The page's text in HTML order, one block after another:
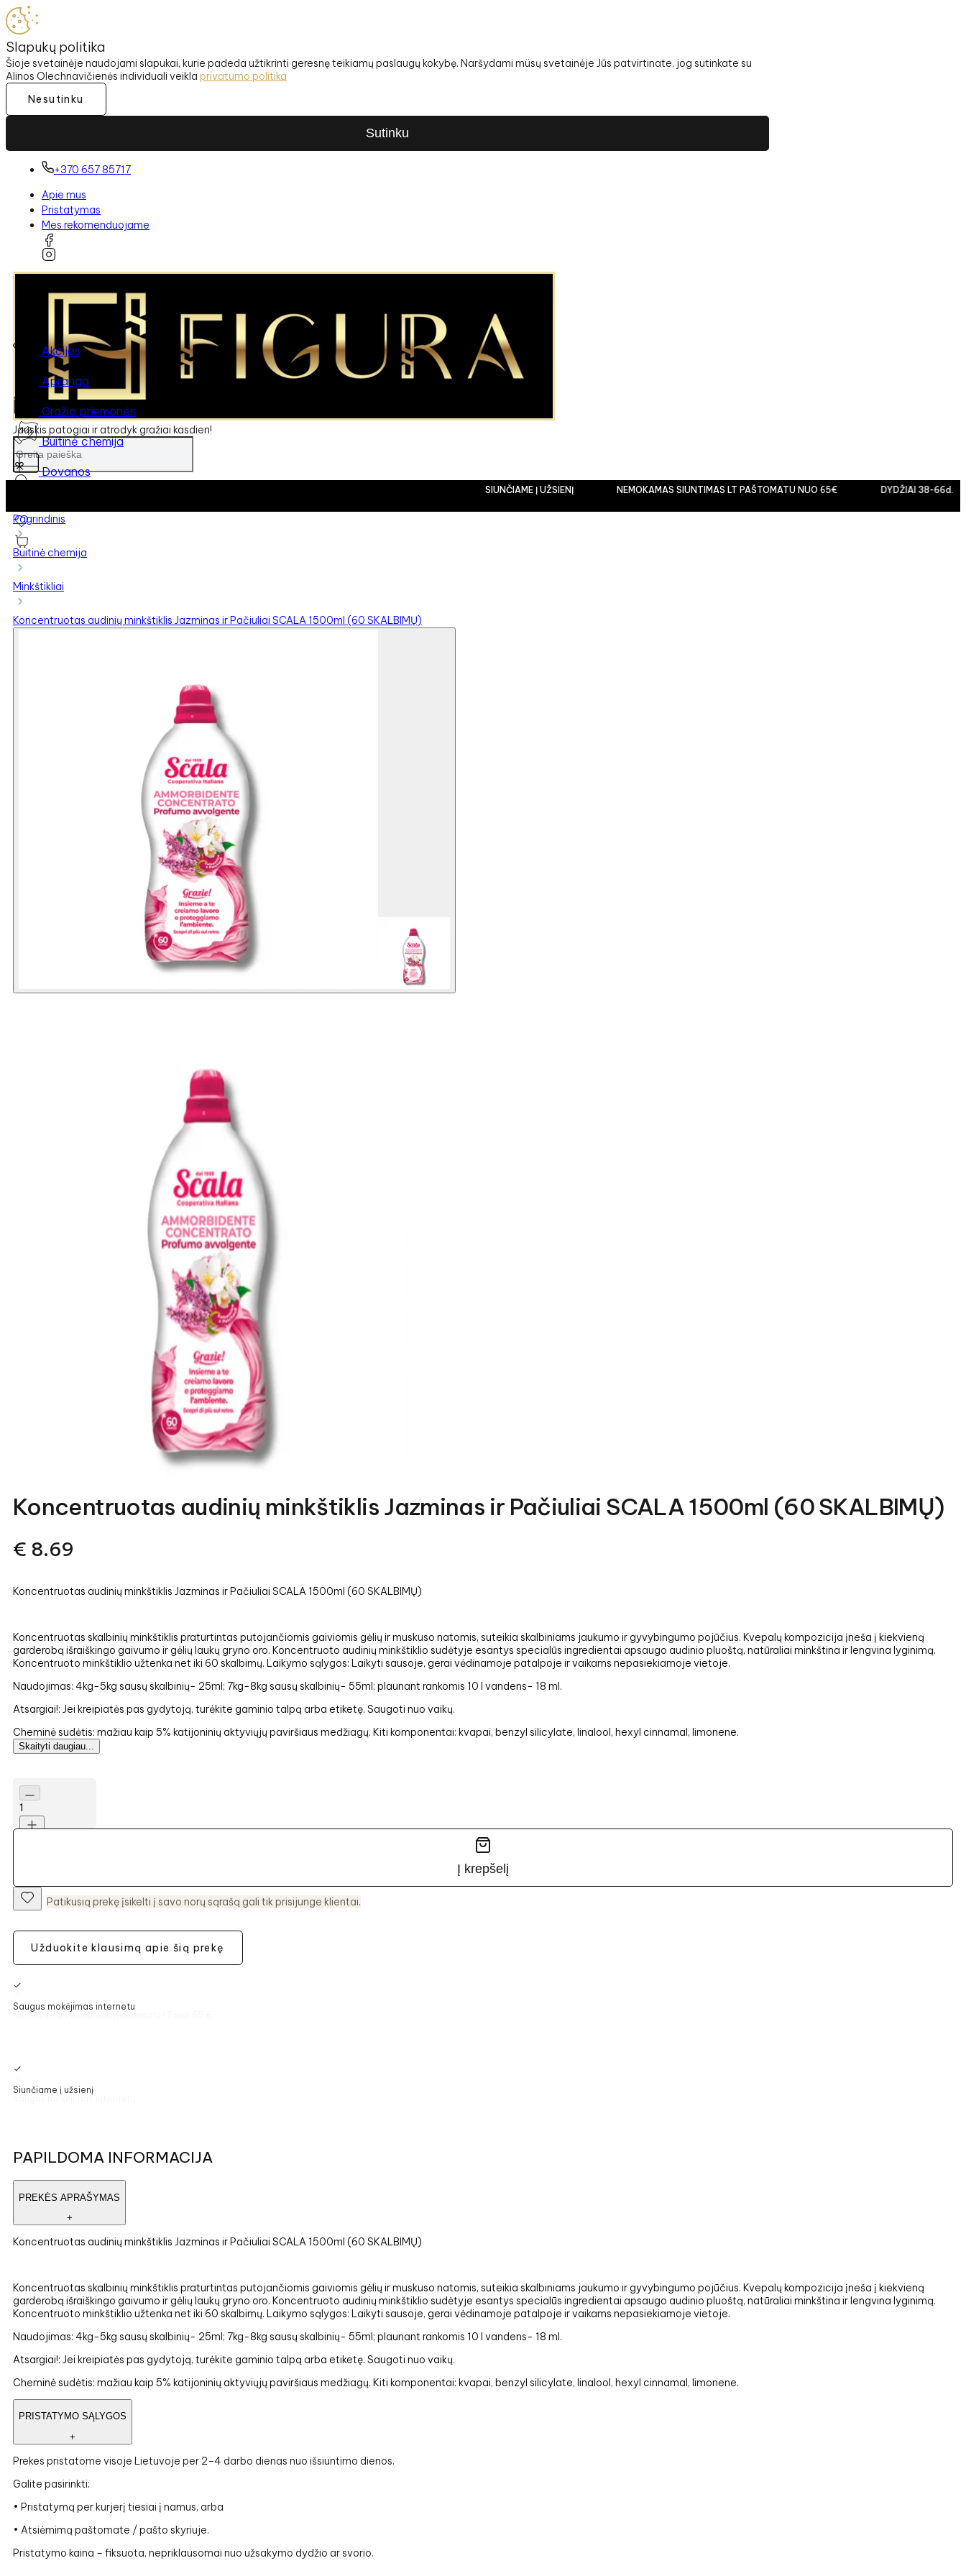
Slapukų politika
Šioje svetainėje naudojami slapukai, kurie padeda užtikrinti geresnę teikiamų paslaugų kokybę. Naršydami müsų svetainėje Jūs patvirtinate, jog sutinkate su
Alinos Olechnavičienės individuali veikla privatumo politika
Nesutinku
Sutinku
Patikusią prekę įsikelti į savo norų sąrašą gali tik prisijunge klientai.
+370 657 85717
Apie mus
Pristatymas
Mes rekomenduojame
Jauskis patogiai ir atrodyk gražiai kasdien!
Akcijos
Apranga
Grožio priemonės
Buitinė chemija
Dovanos
SIUNČIAME Į UŽSIENĮ NEMOKAMAS SIUNTIMAS LT PAŠTOMATU NUO 65€ DYDŽIAI 38-66d.
Pagrindinis
Buitinė chemija
Minkštikliai
Koncentruotas audinių minkštiklis Jazminas ir Pačiuliai SCALA 1500ml (60 SKALBIMŲ)
Koncentruotas audinių minkštiklis Jazminas ir Pačiuliai SCALA 1500ml (60 SKALBIMŲ)
€ 8.69
Koncentruotas audinių minkštiklis Jazminas ir Pačiuliai SCALA 1500ml (60 SKALBIMŲ)
Koncentruotas skalbinių minkštiklis praturtintas putojančiomis gaiviomis gėlių ir muskuso natomis, suteikia skalbiniams jaukumo ir gyvybingumo pojūčius. Kvepalų kompozicija įneša į kiekvieną
garderobą išraiškingo gaivumo ir gėlių laukų gryno oro. Koncentruoto audinių minkštiklio sudėtyje esantys specialūs ingredientai apsaugo audinio pluoštą, natūraliai minkština ir lengvina lyginimą.
Koncentruoto minkštiklio užtenka net iki 60 skalbimų. Laikymo sąlygos: Laikyti sausoje, gerai vėdinamoje patalpoje ir vaikams nepasiekiamoje vietoje.
Naudojimas: 4kg-5kg sausų skalbinių- 25ml; 7kg-8kg sausų skalbinių- 55ml; plaunant rankomis 10 l vandens- 18 ml.
Atsargiai!: Jei kreipiatės pas gydytoją, turėkite gaminio talpą arba etiketę. Saugoti nuo vaikų.
Cheminė sudėtis: mažiau kaip 5% katijoninių aktyviųjų paviršiaus medžiagų. Kiti komponentai: kvapai, benzyl silicylate, linalool, hexyl cinnamal, limonene.
Skaityti daugiau...
1
Į krepšelį
Užduokite klausimą apie šią prekę
Saugus mokėjimas internetu
Siunčiame į užsienį
PAPILDOMA INFORMACIJA
PREKĖS APRAŠYMAS
+
Koncentruotas audinių minkštiklis Jazminas ir Pačiuliai SCALA 1500ml (60 SKALBIMŲ)
Koncentruotas skalbinių minkštiklis praturtintas putojančiomis gaiviomis gėlių ir muskuso natomis, suteikia skalbiniams jaukumo ir gyvybingumo pojūčius. Kvepalų kompozicija įneša į kiekvieną
garderobą išraiškingo gaivumo ir gėlių laukų gryno oro. Koncentruoto audinių minkštiklio sudėtyje esantys specialūs ingredientai apsaugo audinio pluoštą, natūraliai minkština ir lengvina lyginimą.
Koncentruoto minkštiklio užtenka net iki 60 skalbimų. Laikymo sąlygos: Laikyti sausoje, gerai vėdinamoje patalpoje ir vaikams nepasiekiamoje vietoje.
Naudojimas: 4kg-5kg sausų skalbinių- 25ml; 7kg-8kg sausų skalbinių- 55ml; plaunant rankomis 10 l vandens- 18 ml.
Atsargiai!: Jei kreipiatės pas gydytoją, turėkite gaminio talpą arba etiketę. Saugoti nuo vaikų.
Cheminė sudėtis: mažiau kaip 5% katijoninių aktyviųjų paviršiaus medžiagų. Kiti komponentai: kvapai, benzyl silicylate, linalool, hexyl cinnamal, limonene.
PRISTATYMO SĄLYGOS
+
Prekes pristatome visoje Lietuvoje per 2–4 darbo dienas nuo išsiuntimo dienos.
Galite pasirinkti:
• Pristatymą per kurjerį tiesiai į namus, arba
• Atsiėmimą paštomate / pašto skyriuje.
Pristatymo kaina – fiksuota, nepriklausomai nuo užsakymo dydžio ar svorio.